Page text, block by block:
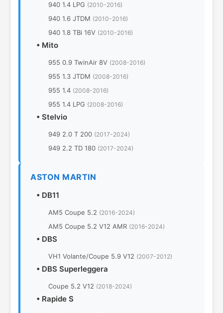
940 1.4 LPG (2010-2016)
940 1.6 JTDM (2010-2016)
940 1.8 TBi 16V (2010-2016)
• Mito
955 0.9 TwinAir 8V (2008-2016)
955 1.3 JTDM (2008-2016)
955 1.4 (2008-2016)
955 1.4 LPG (2008-2016)
• Stelvio
949 2.0 T 200 (2017-2024)
949 2.2 TD 180 (2017-2024)
ASTON MARTIN
• DB11
AM5 Coupe 5.2 (2016-2024)
AM5 Coupe 5.2 V12 AMR (2016-2024)
• DBS
VH1 Volante/Coupe 5.9 V12 (2007-2012)
• DBS Superleggera
Coupe 5.2 V12 (2018-2024)
• Rapide S